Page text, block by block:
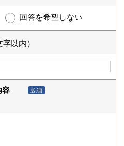
回答を希望しない
以内）
容 必須